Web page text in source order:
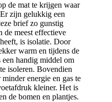
de mat te krijgen waar
zijn gelukkig een
brief zo gunstig
de meest effectieve
is isolatie. Door
warm en tijdens de
handig middel om
isoleren. Bovendien
energie en gas te
kleiner. Het is
de bomen en plantjes.